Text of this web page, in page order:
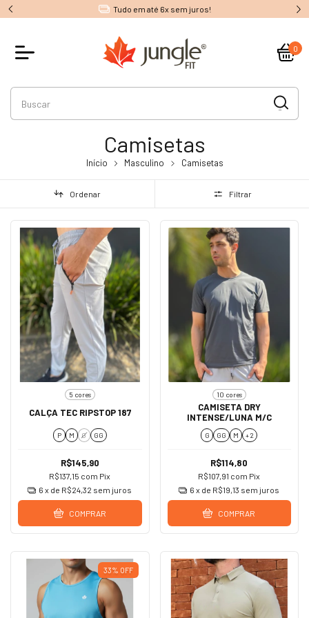
Tudo em até 6x sem juros!
0
Camisetas
Início Masculino Camisetas
Ordenar Filtrar
5 cores
CALÇA TEC RIPSTOP 187
P M G GG
R$145,90
R$137,15 com Pix
6 x de R$24,32 sem juros
COMPRAR
10 cores
CAMISETA DRY
INTENSE/LUNA M/C
G GG M + 2
R$114,80
R$107,91 com Pix
6 x de R$19,13 sem juros
COMPRAR
33% OFF